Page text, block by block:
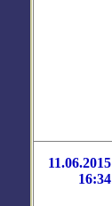
11.06.2015
16:34